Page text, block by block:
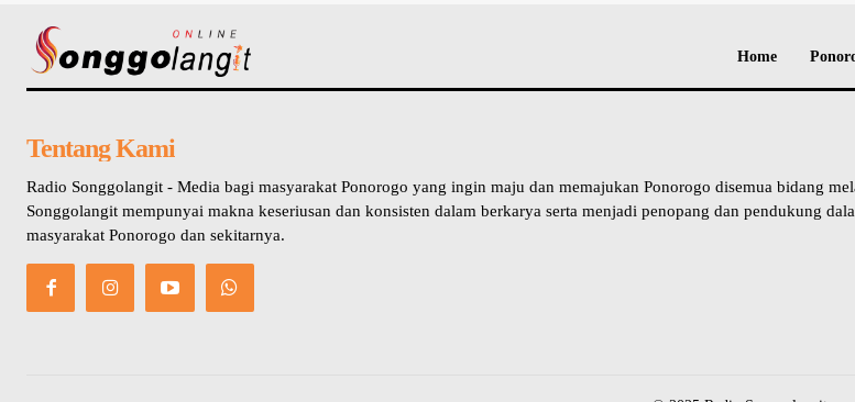
Home
Tentang Kami
Radio Songgolangit - Media bagi masyarakat Ponorogo yang ingin maju dan memajukan Ponorogo disemua bidang
Songgolangit mempunyai makna keseriusan dan konsisten dalam berkarya serta menjadi penopang dan pendukung
masyarakat Ponorogo dan sekitarnya.